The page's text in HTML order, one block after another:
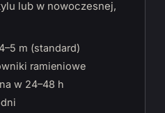
lub w nowoczesnej,
m (standard)
ramieniowe
w 24–48 h